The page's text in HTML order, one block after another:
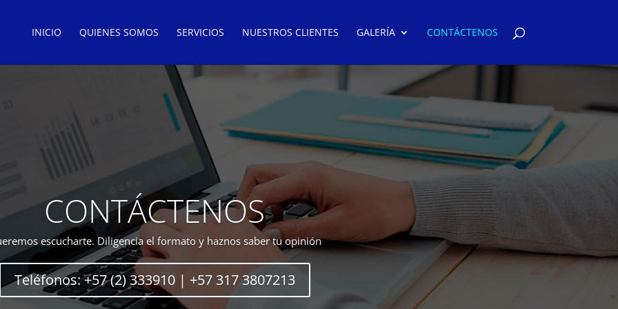
INICIO QUIENES SOMOS SERVICIOS NUESTROS CLIENTES GALERÍA CONTÁCTENOS
CONTÁCTENOS
escucharte. Diligencia el formato y haznos saber tu opinión
Teléfonos: +57 (2) 333910 | +57 317 3807213